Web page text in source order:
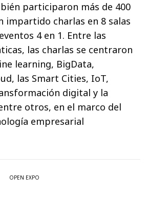
participaron más de 400
impartido charlas en 8 salas
4 en 1. Entre las
las charlas se centraron
learning, BigData,
las Smart Cities, IoT,
digital y la
otros, en el marco del
empresarial
OPEN EXPO